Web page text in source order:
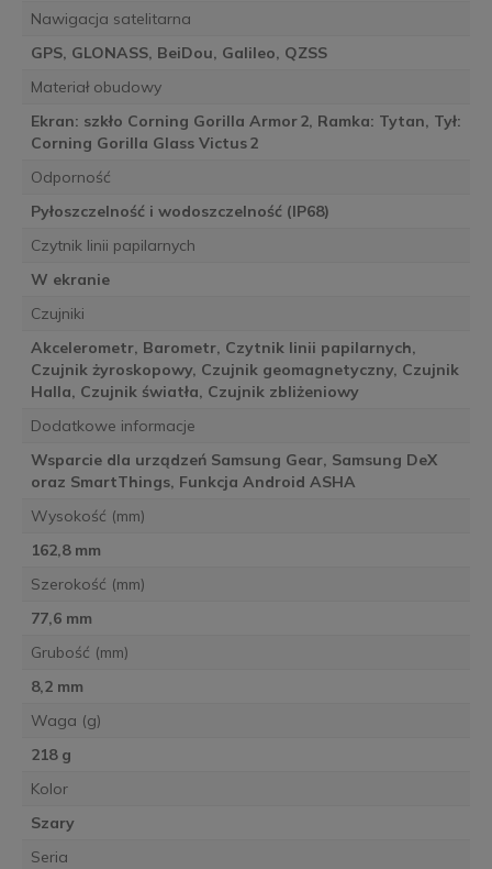
Nawigacja satelitarna
GPS, GLONASS, BeiDou, Galileo, QZSS
Materiał obudowy
Ekran: szkło Corning Gorilla Armor 2, Ramka: Tytan, Tył:
Corning Gorilla Glass Victus 2
Odporność
Pyłoszczelność i wodoszczelność (IP68)
Czytnik linii papilarnych
W ekranie
Czujniki
Akcelerometr, Barometr, Czytnik linii papilarnych,
Czujnik żyroskopowy, Czujnik geomagnetyczny, Czujnik
Halla, Czujnik światła, Czujnik zbliżeniowy
Dodatkowe informacje
Wsparcie dla urządzeń Samsung Gear, Samsung DeX
oraz SmartThings, Funkcja Android ASHA
Wysokość (mm)
162,8 mm
Szerokość (mm)
77,6 mm
Grubość (mm)
8,2 mm
Waga (g)
218 g
Kolor
Szary
Seria